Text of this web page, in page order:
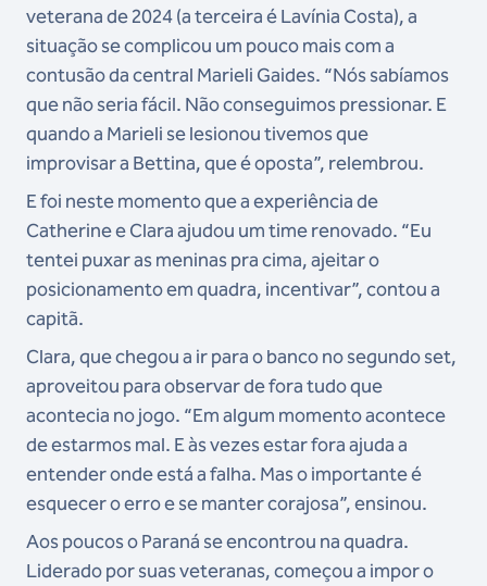
veterana de 2024 (a terceira é Lavínia Costa), a
situação se complicou um pouco mais com a
contusão da central Marieli Gaides. “Nós sabíamos
que não seria fácil. Não conseguimos pressionar. E
quando a Marieli se lesionou tivemos que
improvisar a Bettina, que é oposta”, relembrou.
E foi neste momento que a experiência de
Catherine e Clara ajudou um time renovado. “Eu
tentei puxar as meninas pra cima, ajeitar o
posicionamento em quadra, incentivar”, contou a
capitã.
Clara, que chegou a ir para o banco no segundo set,
aproveitou para observar de fora tudo que
acontecia no jogo. “Em algum momento acontece
de estarmos mal. E às vezes estar fora ajuda a
entender onde está a falha. Mas o importante é
esquecer o erro e se manter corajosa”, ensinou.
Aos poucos o Paraná se encontrou na quadra.
Liderado por suas veteranas, começou a impor o